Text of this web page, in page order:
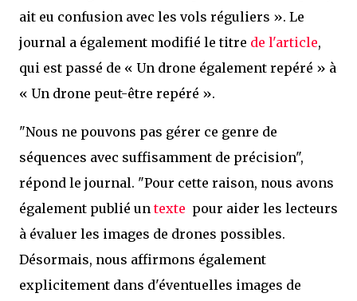
ait eu confusion avec les vols réguliers ». Le
journal a également modifié le titre de l'article,
qui est passé de « Un drone également repéré » à
« Un drone peut-être repéré ».
"Nous ne pouvons pas gérer ce genre de
séquences avec suffisamment de précision",
répond le journal. "Pour cette raison, nous avons
également publié untexte pour aider les lecteurs
à évaluer les images de drones possibles.
Désormais, nous affirmons également
explicitement dans d'éventuelles images de